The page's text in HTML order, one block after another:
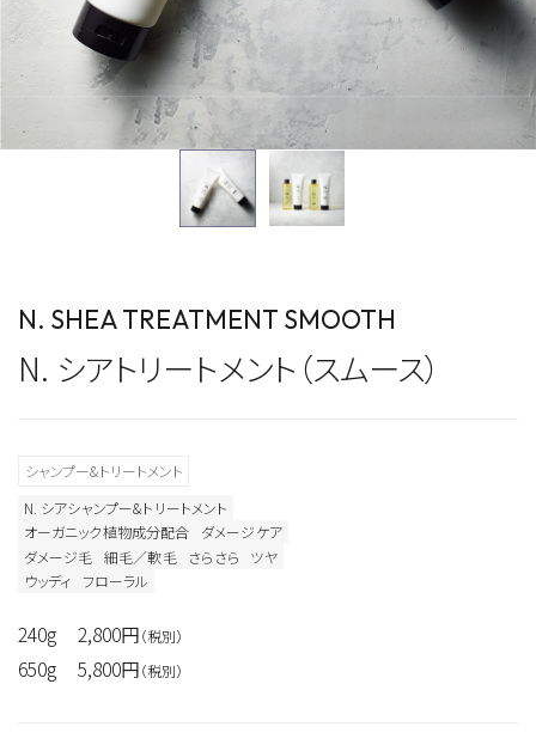
N. SHEA TREATMENT SMOOTH
N. シアトリートメント（スムース）
シャンプー&トリートメント
N. シアシャンプー&トリートメント
オーガニック植物成分配合
ダメージケア
ダメージ毛 細毛／軟毛 さらさら
ツヤ
ウッディ
フローラル
240g 2,800円（税別）
650g 5,800円（税別）